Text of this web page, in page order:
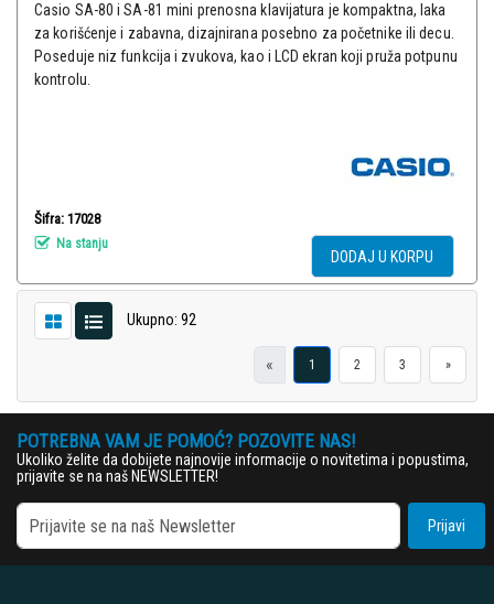
Casio SA-80 i SA-81 mini prenosna klavijatura je kompaktna, laka
za korišćenje i zabavna, dizajnirana posebno za početnike ili decu.
Poseduje niz funkcija i zvukova, kao i LCD ekran koji pruža potpunu
kontrolu.
Šifra: 17028
Na stanju
DODAJ U KORPU
Ukupno: 92
« 1 2 3 »
POTREBNA VAM JE POMOĆ? POZOVITE NAS!
Ukoliko želite da dobijete najnovije informacije o novitetima i popustima,
prijavite se na naš NEWSLETTER!
Prijavi